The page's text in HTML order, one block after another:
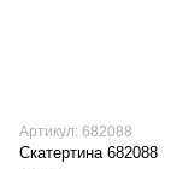
Артикул: 682088
Скатертина 682088